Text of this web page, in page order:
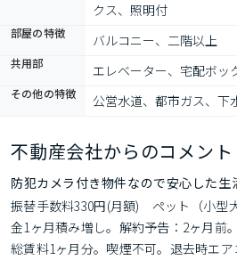
クス、照明付
部屋の特徴 バルコニー、二階以上
共用部 エレベーター、宅配ボッ
その他の特徴 公営水道、都市ガス、下
不動産会社からのコメント
防犯カメラ付き物件なので安心した生
振替手数料330円(月額)　ペット（小型
金1ヶ月積み増し。解約予告：2ヶ月前
総賃料1ヶ月分。喫煙不可。退去時エア